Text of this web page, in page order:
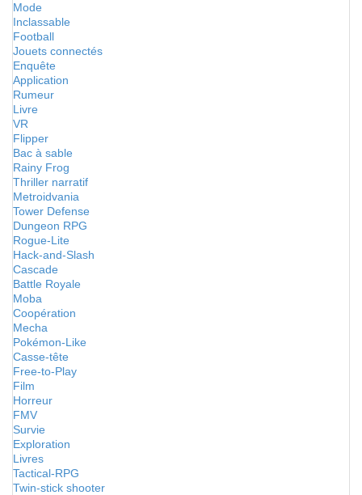
Mode
Inclassable
Football
Jouets connectés
Enquête
Application
Rumeur
Livre
VR
Flipper
Bac à sable
Rainy Frog
Thriller narratif
Metroidvania
Tower Defense
Dungeon RPG
Rogue-Lite
Hack-and-Slash
Cascade
Battle Royale
Moba
Coopération
Mecha
Pokémon-Like
Casse-tête
Free-to-Play
Film
Horreur
FMV
Survie
Exploration
Livres
Tactical-RPG
Twin-stick shooter